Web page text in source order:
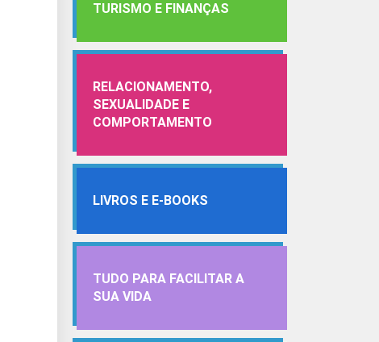
TURISMO E FINANÇAS
RELACIONAMENTO,
SEXUALIDADE E
COMPORTAMENTO
LIVROS E E-BOOKS
TUDO PARA FACILITAR A
SUA VIDA